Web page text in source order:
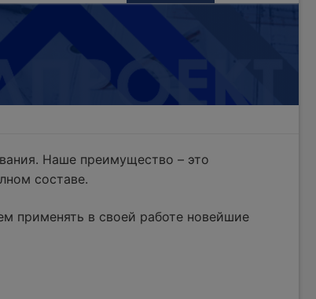
Наше преимущество – это
составе.
применять в своей работе новейшие